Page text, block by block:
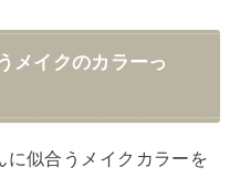
メイクのカラーっ
に似合うメイクカラーを